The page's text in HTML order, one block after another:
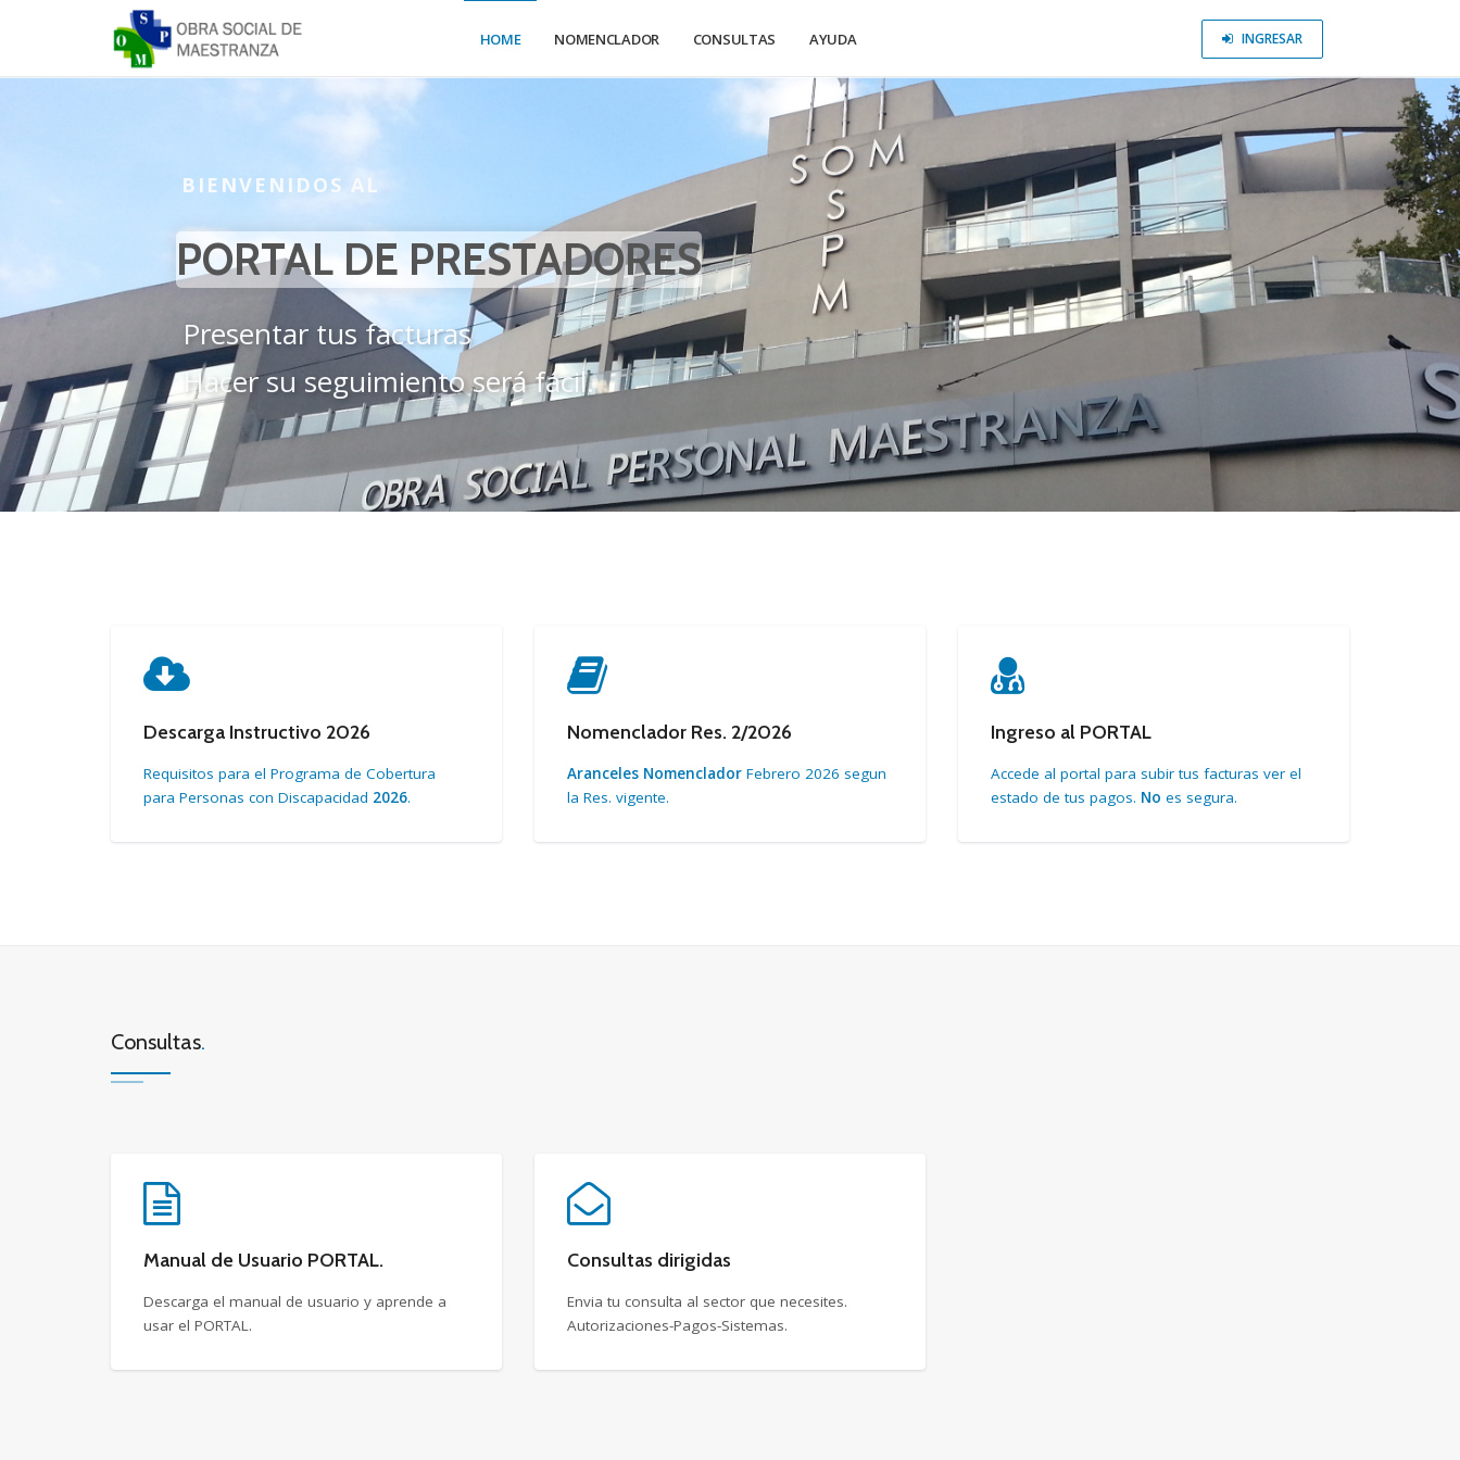
HOME NOMENCLADOR CONSULTAS AYUDA INGRESAR
BIENVENIDOS AL
PORTAL DE PRESTADORES
Presentar tus facturas
Hacer su seguimiento será fácil.
Descarga Instructivo 2026
Requisitos para el Programa de Cobertura
para Personas con Discapacidad 2026.
Nomenclador Res. 2/2026
Aranceles Nomenclador Febrero 2026 segun
la Res. vigente.
Ingreso al PORTAL
Accede al portal para subir tus facturas ver el
estado de tus pagos. No es segura.
Consultas.
Manual de Usuario PORTAL.
Descarga el manual de usuario y aprende a
usar el PORTAL.
Consultas dirigidas
Envia tu consulta al sector que necesites.
Autorizaciones-Pagos-Sistemas.